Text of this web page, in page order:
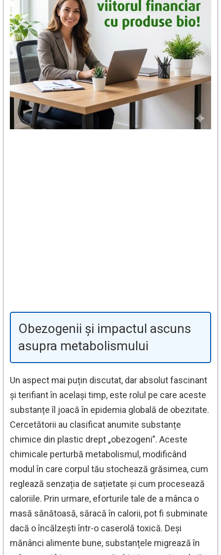
Obezogenii și impactul ascuns
asupra metabolismului
Un aspect mai puțin discutat, dar absolut fascinant
și terifiant în același timp, este rolul pe care aceste
substanțe îl joacă în epidemia globală de obezitate.
Cercetătorii au clasificat anumite substanțe
chimice din plastic drept „obezogeni”. Aceste
chimicale perturbă metabolismul, modificând
modul în care corpul tău stochează grăsimea, cum
reglează senzația de sațietate și cum procesează
caloriile. Prin urmare, eforturile tale de a mânca o
masă sănătoasă, săracă în calorii, pot fi subminate
dacă o încălzești într-o caserolă toxică. Deși
mănânci alimente bune, substanțele migrează în